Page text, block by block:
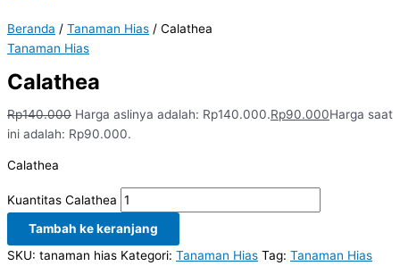
Beranda / Tanaman Hias / Calathea
Tanaman Hias
Calathea
Rp140.000 Harga aslinya adalah: Rp140.000.Rp90.000Harga saat
ini adalah: Rp90.000.
Calathea
Kuantitas Calathea
Tambah ke keranjang
SKU: tanaman hias Kategori: Tanaman Hias Tag: Tanaman Hias